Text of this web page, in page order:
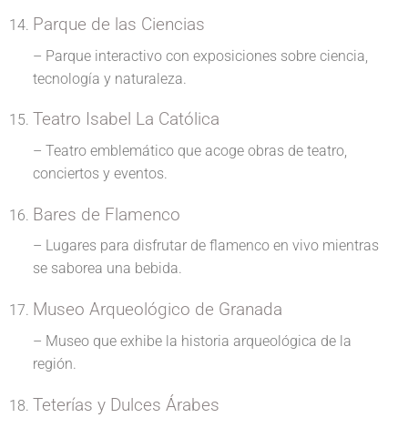
Parque de las Ciencias
– Parque interactivo con exposiciones sobre ciencia,
tecnología y naturaleza.
Teatro Isabel La Católica
– Teatro emblemático que acoge obras de teatro,
conciertos y eventos.
Bares de Flamenco
– Lugares para disfrutar de flamenco en vivo mientras
se saborea una bebida.
Museo Arqueológico de Granada
– Museo que exhibe la historia arqueológica de la
región.
Teterías y Dulces Árabes